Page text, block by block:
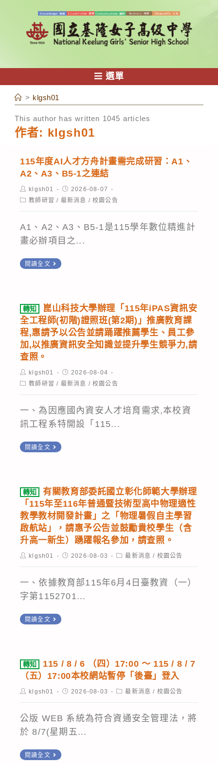
容
選單
作者: klgsh01
This author has written 1045 articles
> klgsh01
115年度AI人才方舟計畫需完成研習：A1、
A2、A3、B5-1之連結
Post
author:
klgsh01
Post
published:
2026-08-07
Post教師研習 / 最新消息 / 校園公告
A1、A2、A3、B5-1是115學年數位精進計
畫必辦項目之...
閱讀全文
115
AI
人
才
方
計
畫
需
完
成
習：
A3、
B5-
1
之
結
轉知
崑山科技大學辦理「115年iPAS資訊安
全工程師(初階)證照班(第2期)」推廣教育課
程,惠請予以公告並請踊躍推薦學生、員工參
加,以推廣資訊安全知識並提升學生競爭力,請
查照。
Post
author:
klgsh01
Post
published:
2026-08-04
Post教師研習 / 最新消息 / 校園公告
一、為因應國內資安人才培育需求,本校資
訊工程系特開設「115...
閱讀全文
山
科
技
大
學
辦
理
「115
年
資
全
工
程
師
(初
階)
照
轉知
有關教育部委託國立彰化師範大學辦理
「115年至116年普通暨技術型高中物理適性
教學教材開發計畫」之「物理暑假自主學習
啟航站」，請惠予公告並鼓勵貴校學生（含
升高一新生）踴躍報名參加，請查照。
Postklgsh01
Post2026-08-03
Post最新消息 / 校園公告
一、依據教育部115年6月4日臺教資（一）
字第1152701...
閱讀全文
關
教
委
託
立
轉知
115 / 8 / 6 （四）17:00 ～ 115 / 8 / 7
（五）17:00本校網站暫停「後臺」登入
Postklgsh01
Post2026-08-03
Post最新消息 / 校園公告
公版 WEB 系統為符合資通安全管理法，將
於 8/7(星期五...
閱讀全文